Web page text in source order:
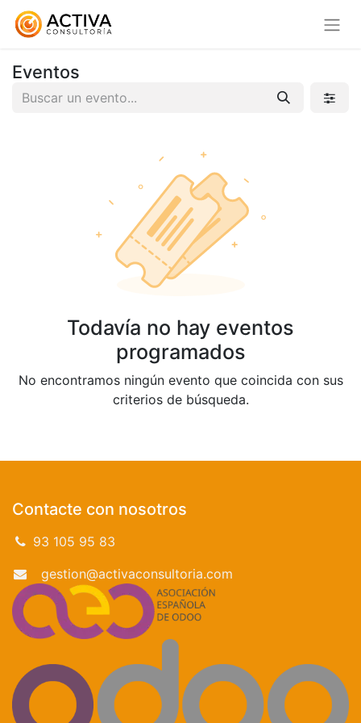
Eventos
Todavía no hay eventos
programados
No encontramos ningún evento que coincida con sus
criterios de búsqueda.
Contacte con nosotros
93 105 95 83
gestion@activaconsultoria.com